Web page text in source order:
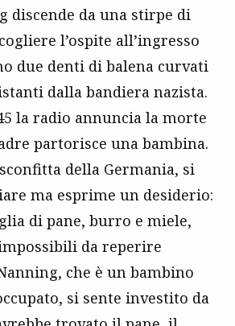
discende da una stirpe di
l’ospite all’ingresso
due denti di balena curvati
dalla bandiera nazista.
la radio annuncia la morte
partorisce una bambina.
della Germania, si
ma esprime un desiderio:
di pane, burro e miele,
da reperire
che è un bambino
si sente investito da